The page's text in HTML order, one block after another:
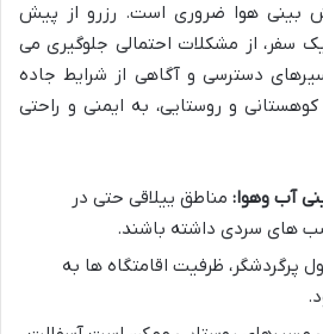
بینی هوا ضروری است. رزرو از پیش
سفر، از مشکلات احتمالی جلوگیری می
دسترسی و آگاهی از شرایط جاده
و روستایی، به ایمنی و راحتی
آب وهوا: مناطق ییلاقی حتی در
های سردی داشته باشند.
پرگردشگر، ظرفیت اقامتگاه ها به